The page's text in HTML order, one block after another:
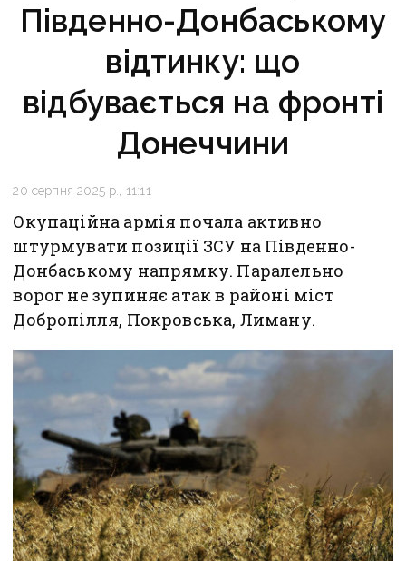
Південно-Донбаському
відтинку: що
відбувається на фронті
Донеччини
20 серпня 2025 р., 11:11
Окупаційна армія почала активно
штурмувати позиції ЗСУ на Південно-
Донбаському напрямку. Паралельно
ворог не зупиняє атак в районі міст
Добропілля, Покровська, Лиману.